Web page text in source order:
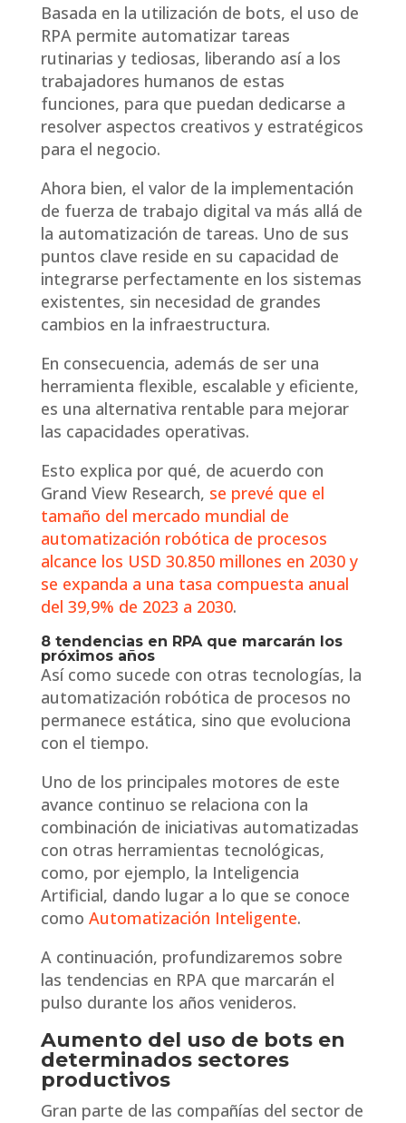
Basada en la utilización de bots, el uso de
RPA permite automatizar tareas
rutinarias y tediosas, liberando así a los
trabajadores humanos de estas
funciones, para que puedan dedicarse a
resolver aspectos creativos y estratégicos
para el negocio.
Ahora bien, el valor de la implementación
de fuerza de trabajo digital va más allá de
la automatización de tareas. Uno de sus
puntos clave reside en su capacidad de
integrarse perfectamente en los sistemas
existentes, sin necesidad de grandes
cambios en la infraestructura.
En consecuencia, además de ser una
herramienta flexible, escalable y eficiente,
es una alternativa rentable para mejorar
las capacidades operativas.
Esto explica por qué, de acuerdo con
Grand View Research, se prevé que el
tamaño del mercado mundial de
automatización robótica de procesos
alcance los USD 30.850 millones en 2030 y
se expanda a una tasa compuesta anual
del 39,9% de 2023 a 2030.
8 tendencias en RPA que marcarán los
próximos años
Así como sucede con otras tecnologías, la
automatización robótica de procesos no
permanece estática, sino que evoluciona
con el tiempo.
Uno de los principales motores de este
avance continuo se relaciona con la
combinación de iniciativas automatizadas
con otras herramientas tecnológicas,
como, por ejemplo, la Inteligencia
Artificial, dando lugar a lo que se conoce
como Automatización Inteligente.
A continuación, profundizaremos sobre
las tendencias en RPA que marcarán el
pulso durante los años venideros.
Aumento del uso de bots en
determinados sectores
productivos
Gran parte de las compañías del sector de